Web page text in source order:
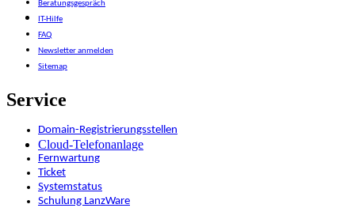
Beratungsgespräch
IT-Hilfe
FAQ
Newsletter anmelden
Sitemap
Service
Domain-Registrierungsstellen
Cloud-Telefonanlage
Fernwartung
Ticket
Systemstatus
Schulung LanzWare